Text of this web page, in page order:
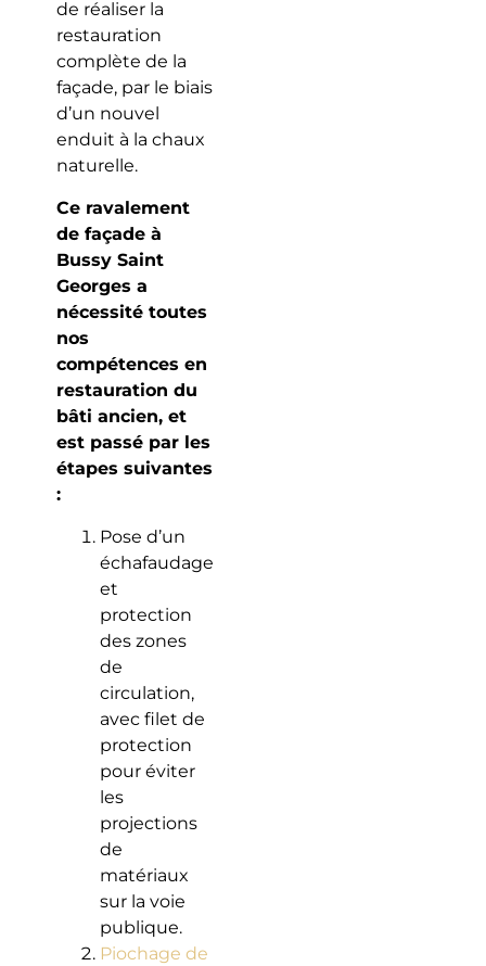
de réaliser la
restauration
complète de la
façade, par le biais
d’un nouvel
enduit à la chaux
naturelle.
Ce ravalement
de façade à
Bussy Saint
Georges a
nécessité toutes
nos
compétences en
restauration du
bâti ancien, et
est passé par les
étapes suivantes
:
Pose d’un
échafaudage
et
protection
des zones
de
circulation,
avec filet de
protection
pour éviter
les
projections
de
matériaux
sur la voie
publique.
Piochage de